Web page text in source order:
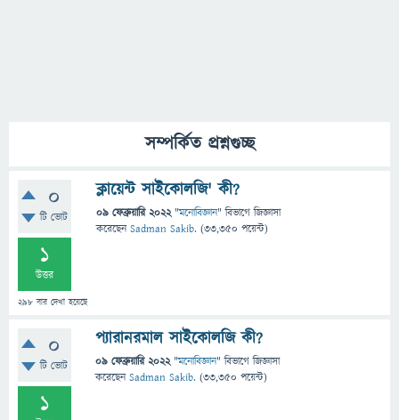
সম্পর্কিত প্রশ্নগুচ্ছ
0
টি ভোট
1
উত্তর
298 বার দেখা হয়েছে
ক্লায়েন্ট সাইকোলজি' কী?
09 ফেব্রুয়ারি 2022 "মনোবিজ্ঞান" বিভাগে জিজ্ঞাসা
করেছেনSadman Sakib. (33,350 পয়েন্ট)
0
টি ভোট
1
প্যারানরমাল সাইকোলজি কী?
09 ফেব্রুয়ারি 2022 "মনোবিজ্ঞান" বিভাগে জিজ্ঞাসা
করেছেনSadman Sakib. (33,350 পয়েন্ট)